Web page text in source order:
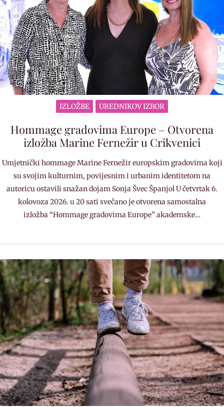
IZLOŽBE UREDNIKOV IZBOR
Hommage gradovima Europe – Otvorena
izložba Marine Fernežir u Crikvenici
Umjetnički hommage Marine Fernežir europskim gradovima koji
su svojim kulturnim, povijesnim i urbanim identitetom na
autoricu ostavili snažan dojam Sonja Švec Španjol U četvrtak 6.
kolovoza 2026. u 20 sati svečano je otvorena samostalna
izložba “Hommage gradovima Europe” akademske…